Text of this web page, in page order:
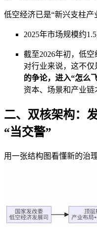
低空经济已是“新兴支柱产
2025年市场规模约
截至2026年初，低
对行业来说，这不仅
的争论，进入“怎么
资本、场景和产业链
二、双核架构：
“当交警”
用一张结构图看懂新的治理